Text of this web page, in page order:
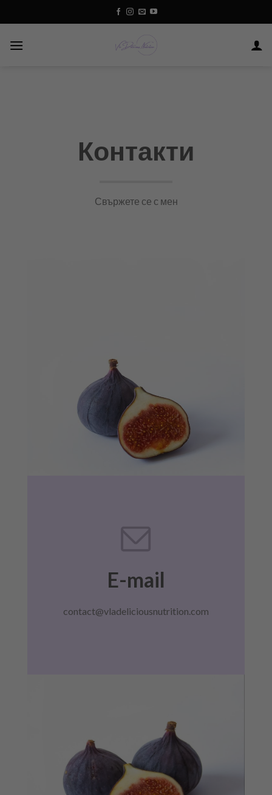
to
Контакти
Свържете се с мен
E-mail
contact@vladeliciousnutrition.com